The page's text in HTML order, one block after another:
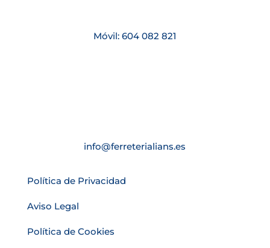
Móvil: 604 082 821
info@ferreterialians.es
Política de Privacidad
Aviso Legal
Política de Cookies